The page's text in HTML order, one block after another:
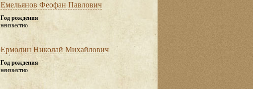
Емельянов Феофан Павлович
Год рождения
неизвестно
Ермолин Николай Михайлович
Год рождения
неизвестно